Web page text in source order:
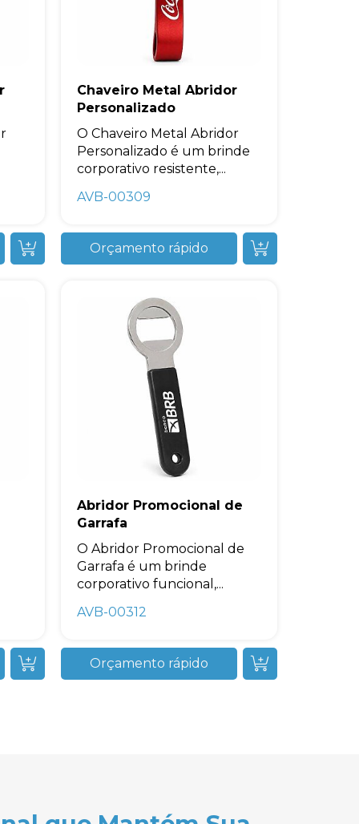
Chaveiro Metal Abridor
Personalizado
O Chaveiro Metal Abridor
Personalizado é um brinde
corporativo resistente,...
AVB-00309
Orçamento rápido
Abridor Promocional de
Garrafa
O Abridor Promocional de
Garrafa é um brinde
corporativo funcional,...
AVB-00312
Orçamento rápido